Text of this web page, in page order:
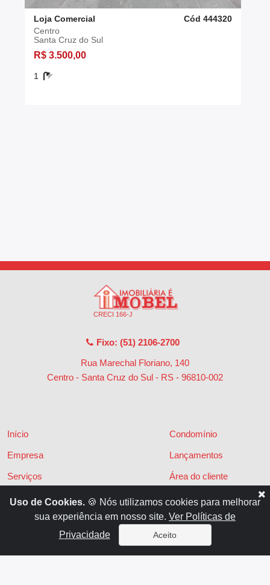
Loja Comercial
Cód 444320
Centro
Santa Cruz do Sul
R$ 3.500,00
1
CRECI 166-J
Fixo: (51) 2106-2700
Rua Marechal Floriano, 140
Centro - Santa Cruz do Sul - RS - 96810-002
Início
Empresa
Serviços
Financiamentos
Locações
Condomínio
Lançamentos
Área do cliente
Políticas de privacidade
Contato
Uso de Cookies. 🍪 Nós utilizamos cookies para melhorar
sua experiência em nosso site. Ver Políticas de
Privacidade
Aceito